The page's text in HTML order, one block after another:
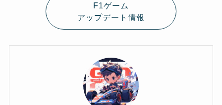
F1ゲーム
アップデート情報